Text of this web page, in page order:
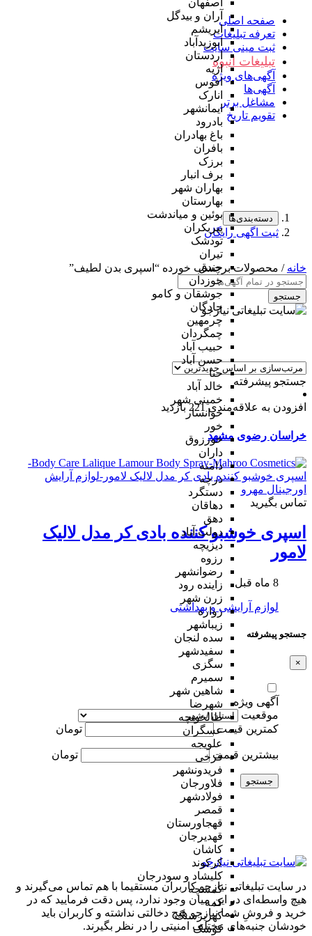
اصفهان
آران و بیدگل
ابریشم
ابوزیدآباد
اردستان
اژیه
افوس
انارک
ایمانشهر
بادرود
باغ بهادران
بافران
برزک
برف انبار
بهاران شهر
بهارستان
بوئین و میاندشت
پیربکران
تودشک
تیران
جندق
جوزدان
جوشقان و کامو
چادگان
چرمهین
چمگردان
حبیب آباد
حسن آباد
حنا
خالد آباد
خمینی شهر
خوانسار
خور
خورزوق
داران
دامنه
درچه
دستگرد
دهاقان
دهق
دولت آباد
دیزیچه
رزوه
رضوانشهر
زاینده رود
زرن شهر
زواره
زیباشهر
سده لنجان
سفیدشهر
سگزی
سمیرم
شاهین شهر
شهرضا
طالخونچه
عسگران
علویجه
فرخی
فریدونشهر
فلاورجان
فولادشهر
قمصر
قهجاورستان
قهدیرجان
کاشان
کرکوند
کلیشاد و سودرجان
کمشچه
کمه
کهریزسنگ
کوشک
صفحه اصلی
تعرفه تبلیغات
ثبت مینی سایت
تبلیغات انبوه
آگهی‌های ویژه
آگهی‌ها
مشاغل برتر
تقویم تاریخ
دسته‌بندی‌ها
ثبت اگهی رایگان
خانه / محصولات برچسب خورده “اسپری بدن لطیف”
جستجو
جستجو پیشرفته
افزودن به علاقه‌مندی 221 بازدید
خراسان رضوی مشهد
تماس بگیرید
اسپری خوشبو کننده بادی کر مدل لالیک
لامور
8 ماه قبل
لوازم آرایشی و بهداشتی
جستجو پیشرفته
×
آگهی ویژه
موقعیت
کمترین قیمت
تومان
بیشترین قیمت تومان
جستجو
در سایت تبلیغاتی نیازجو کاربران مستقیما با هم تماس می‌گیرند و
هیچ واسطه‌ای در این میان وجود ندارد، پس دقت فرمایید که در
خرید و فروشِ شما نیازجو هیچ دخالتی نداشته و کاربران باید
خودشان جنبه‌های مختلف امنیتی را در نظر بگیرند.